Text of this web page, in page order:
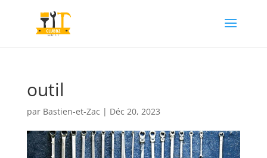
outil
par Bastien-et-Zac | Déc 20, 2023